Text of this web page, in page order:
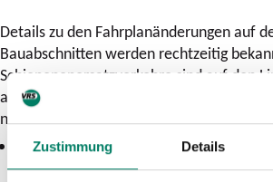
Zustimmung Details
Details zu den Fahrplanänderungen auf
Bauabschnitten werden rechtzeitig
Schienenenersatzverkehre sind auf den
auf folgenden Abschnitten und zu den
notwendig:
Donnerstag, 21. bis Montag, 25. Mai
zwischen Troisdorf und Königswinter/